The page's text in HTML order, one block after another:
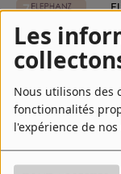
Les
Nous utilisons des
fonctionnalités
l'expérience de
7
8
9